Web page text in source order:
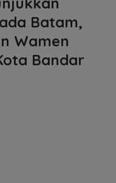
Batam,
Wamen
Bandar